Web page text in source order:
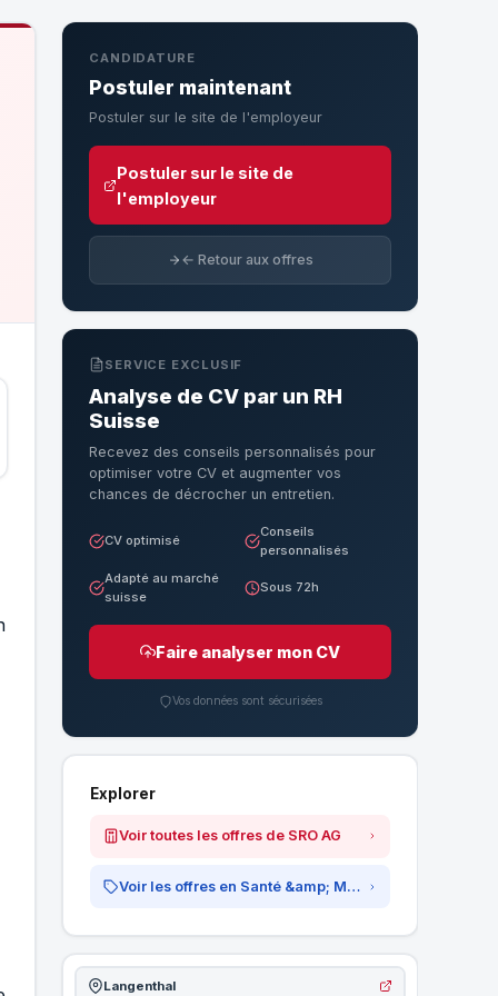
CANDIDATURE
Postuler maintenant
Postuler sur le site de l'employeur
Postuler sur le site de
l'employeur
← Retour aux offres
SERVICE EXCLUSIF
Analyse de CV par un RH
Suisse
Recevez des conseils personnalisés pour
optimiser votre CV et augmenter vos
chances de décrocher un entretien.
CV optimisé
Conseils
personnalisés
Adapté au marché
suisse
Sous 72h
Faire analyser mon CV
Vos données sont sécurisées
Explorer
Voir toutes les offres de SRO AG
Voir les offres en Santé &amp; Médical
Langenthal